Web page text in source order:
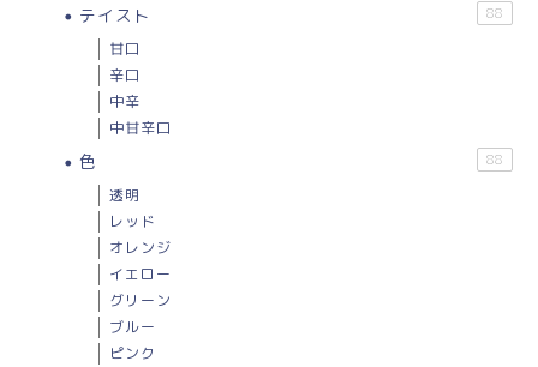
テイスト 88
甘口
辛口
中辛
中甘辛口
色 88
透明
レッド
オレンジ
イエロー
グリーン
ブルー
ピンク